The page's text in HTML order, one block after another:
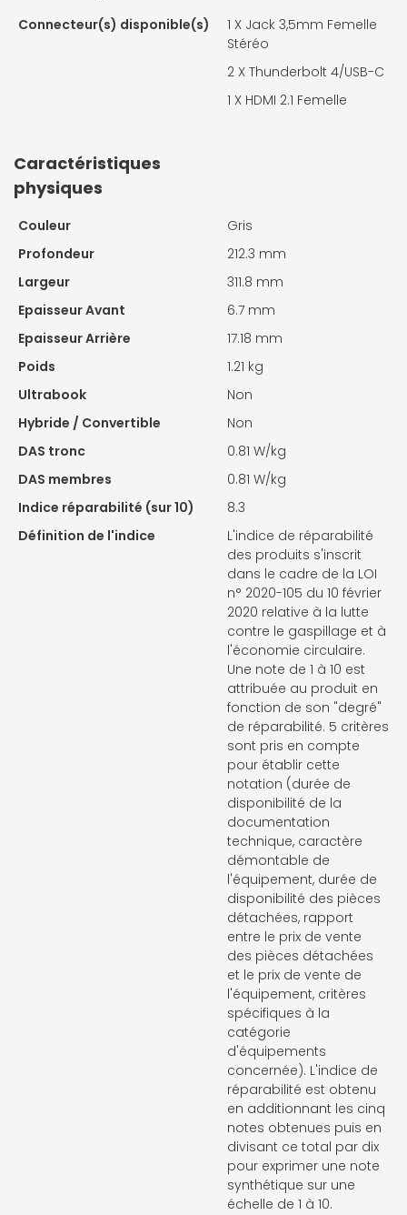
Connecteur(s) disponible(s) 1 X Jack 3,5mm Femelle
Stéréo
2 X Thunderbolt 4/USB-C
1 X HDMI 2.1 Femelle
Caractéristiques
physiques
Couleur
Gris
Profondeur
212.3 mm
Largeur
311.8 mm
Epaisseur Avant
6.7 mm
Epaisseur Arrière
17.18 mm
Poids
1.21 kg
Ultrabook
Non
Hybride / Convertible
Non
DAS tronc
0.81 W/kg
DAS membres
0.81 W/kg
Indice réparabilité (sur 10)
8.3
Définition de l'indice
L'indice de réparabilité
des produits s'inscrit
dans le cadre de la LOI
n° 2020-105 du 10 février
2020 relative à la lutte
contre le gaspillage et à
l'économie circulaire.
Une note de 1 à 10 est
attribuée au produit en
fonction de son "degré"
de réparabilité. 5 critères
sont pris en compte
pour établir cette
notation (durée de
disponibilité de la
documentation
technique, caractère
démontable de
l'équipement, durée de
disponibilité des pièces
détachées, rapport
entre le prix de vente
des pièces détachées
et le prix de vente de
l'équipement, critères
spécifiques à la
catégorie
d'équipements
concernée). L'indice de
réparabilité est obtenu
en additionnant les cinq
notes obtenues puis en
divisant ce total par dix
pour exprimer une note
synthétique sur une
échelle de 1 à 10.